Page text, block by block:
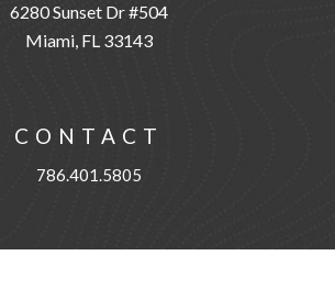
6280 Sunset Dr #504
Miami, FL 33143
CONTACT
786.401.5805